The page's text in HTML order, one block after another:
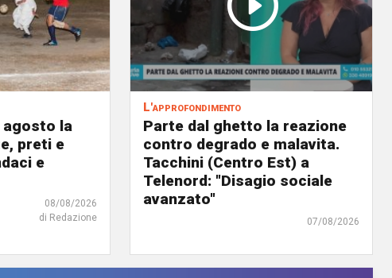
agosto la
preti e
e
08/08/2026
di Redazione
L'approfondimento
Parte dal ghetto la reazione
contro degrado e malavita.
Tacchini (Centro Est) a
Telenord: "Disagio sociale
avanzato"
07/08/2026